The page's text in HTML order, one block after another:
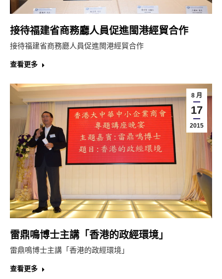
接待福建省商務廳人員促進閩港經貿合作
接待福建省商務廳人員促進閩港經貿合作
查看更多
8 月
17
2015
雷鼎鳴博士主講「香港的政經環境」
雷鼎鳴博士主講「香港的政經環境」
查看更多